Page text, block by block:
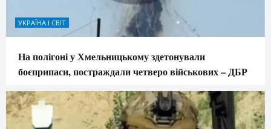
УКРАЇНА І СВІТ
На полігоні у Хмельницькому здетонували
боєприпаси, постраждали четверо військових – ДБР